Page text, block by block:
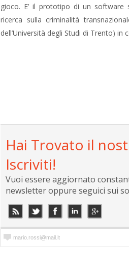
gioco. E’ il prototipo di un software
ricerca sulla criminalità
dell’Università degli Studi di Trento) in
Hai Trovato il
Iscriviti!
Vuoi essere aggiornato
newsletter oppure seguici sui